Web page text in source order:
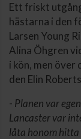
Ett friskt
hästarna i den
Larsen Young
Alina Öhgren
i kön, men
den Elin
- Planen var
Lancaster var
låta honom hitta